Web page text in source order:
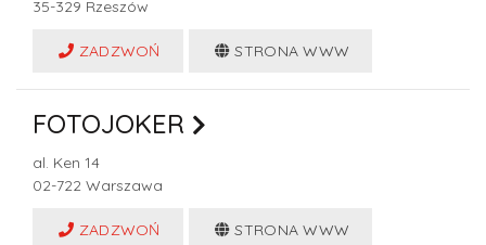
35-329 Rzeszów
ZADZWOŃ STRONA WWW
FOTOJOKER
al. Ken 14
02-722 Warszawa
ZADZWOŃ STRONA WWW